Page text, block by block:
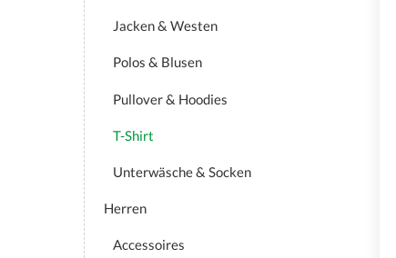
Jacken & Westen
Polos & Blusen
Pullover & Hoodies
T-Shirt
Unterwäsche & Socken
Herren
Accessoires